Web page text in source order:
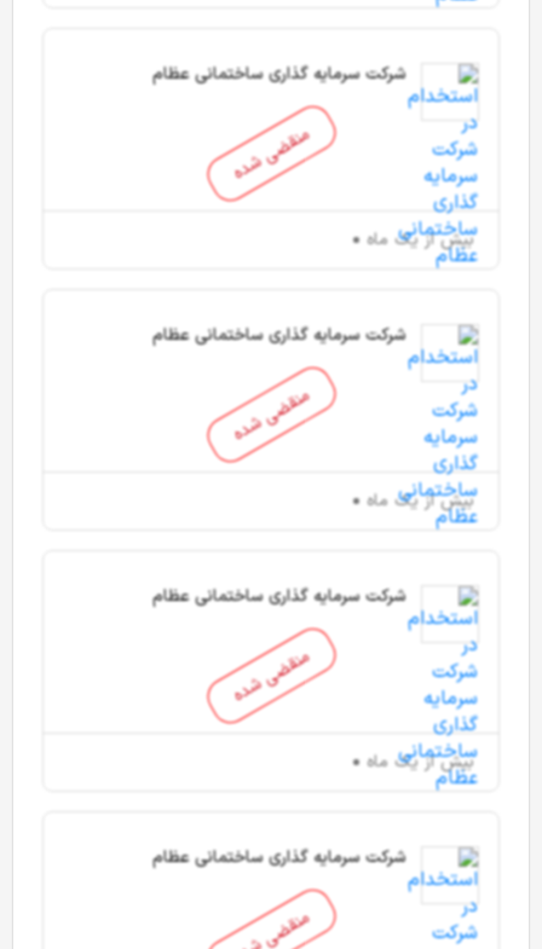
منقضی شده
شرکت سرمایه گذاری ساختمانی عظام
بیش از یک ماه
منقضی شده
شرکت سرمایه گذاری ساختمانی عظام
بیش از یک ماه
منقضی شده
شرکت سرمایه گذاری ساختمانی عظام
بیش از یک ماه
شرکت سرمایه گذاری ساختمانی عظام